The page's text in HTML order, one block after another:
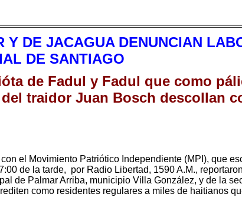
Y DE JACAGUA DENUNCIAN
DE SANTIAGO
de Fadul y Fadul que como
traidor Juan Bosch descollan
el Movimiento Patriótico Independiente (MPI), que
de la tarde, por Radio Libertad, 1590 A.M.,
de Palmar Arriba, municipio Villa González, y de la
como residentes regulares a miles de haitianos